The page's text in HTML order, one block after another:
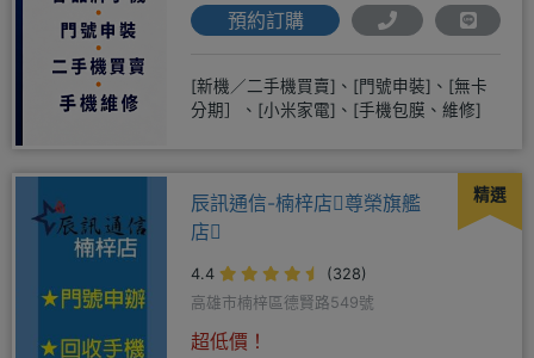
預約訂購
[新機／二手機買賣]、[門號申裝]、[無卡
分期］、[小米家電]、[手機包膜、維修]
精選
辰訊通信-楠梓店尊榮旗艦
店
4.4
(328)
高雄市楠梓區德賢路549號
超低價！